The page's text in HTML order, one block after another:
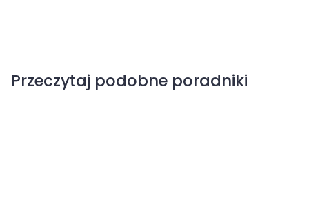
Przeczytaj podobne poradniki